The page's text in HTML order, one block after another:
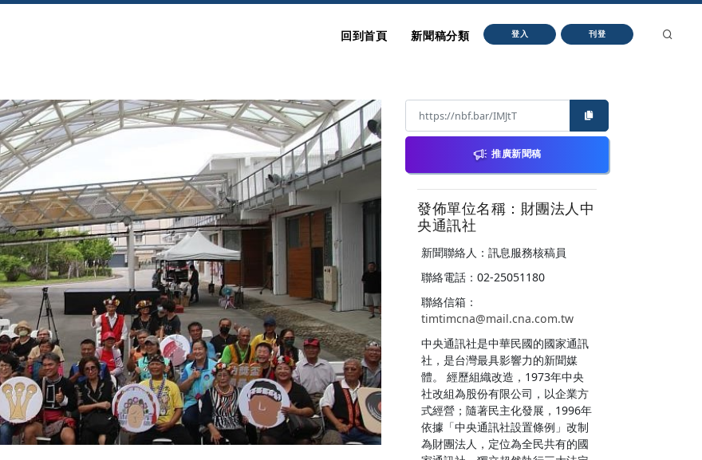
回到首頁 新聞稿分類 登入 刊登
推廣新聞稿
發佈單位名稱：財團法人中
央通訊社
新聞聯絡人：訊息服務核稿員
聯絡電話：02-25051180
聯絡信箱：
timtimcna@mail.cna.com.tw
中央通訊社是中華民國的國家通訊
社，是台灣最具影響力的新聞媒
體。 經歷組織改造，1973年中央
社改組為股份有限公司，以企業方
式經營；隨著民主化發展，1996年
依據「中央通訊社設置條例」改制
為財團法人，定位為全民共有的國